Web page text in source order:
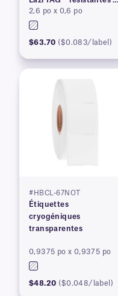
la cryogénie et à
l'autoclave
2,6 po x 0,6 po
$63.70 ($0.083/label)
#HBCL-67NOT
Étiquettes
cryogéniques
transparentes
0,9375 po x 0,9375 po
$48.20 ($0.048/label)